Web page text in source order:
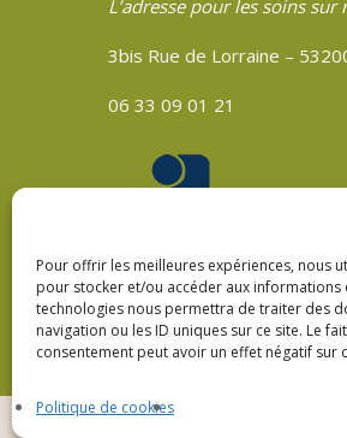
Pour offrir les meilleures expériences, nous
pour stocker et/ou accéder aux
technologies nous permettra de traiter des
navigation ou les ID uniques sur ce site. Le
consentement peut avoir un effet négatif sur
Politique de cookies
L’adresse pour les soins sur
3bis Rue de Lorraine –
06 33 09 01 21